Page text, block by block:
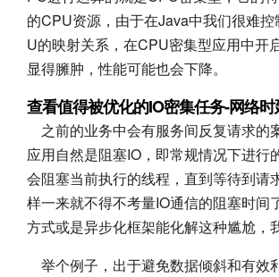
的CPU资源，由于在Java中我们很难
U的映射关系，在CPU密集型应用中开
显得臃肿，性能可能也会下降。
查看值得被优化的IO密集任务-网络
之前的业务中会有服务间反复请求的
应用自然是阻塞IO，即常规情况下进行
会阻塞当前执行的线程，直到等待到请
样一来就不得不考量IO通信的阻塞时间
方式或是异步化框架能化解这种尴尬，
举个例子，出于避免数据倾斜和有效